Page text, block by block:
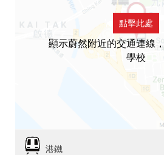
點擊此處
顯示蔚然附近的交通連線
學校
港鐵